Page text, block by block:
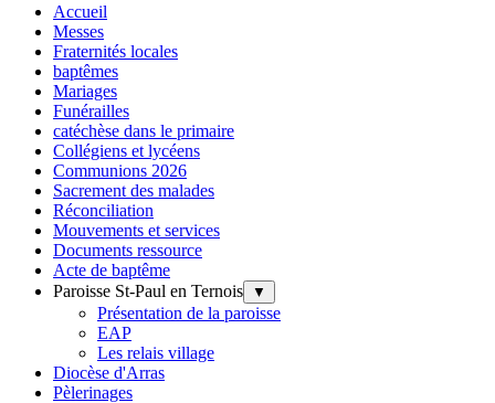
Accueil
Messes
Fraternités locales
baptêmes
Mariages
Funérailles
catéchèse dans le primaire
Collégiens et lycéens
Communions 2026
Sacrement des malades
Réconciliation
Mouvements et services
Documents ressource
Acte de baptême
Paroisse St-Paul en Ternois
▼
Présentation de la paroisse
EAP
Les relais village
Diocèse d'Arras
Pèlerinages